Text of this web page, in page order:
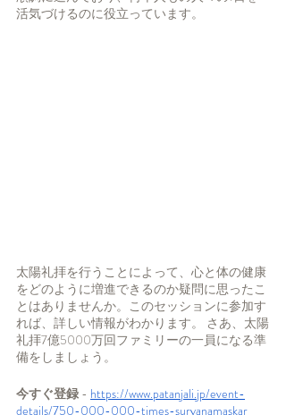
活気づけるのに役立っています。
太陽礼拝を行うことによって、心と体の健康
をどのように増進できるのか疑問に思ったこ
とはありませんか。このセッションに参加す
れば、詳しい情報がわかります。 さあ、太陽
礼拝7億5000万回ファミリーの一員になる準
備をしましょう。
今すぐ登録 - https://www.patanjali.jp/event-
details/750-000-000-times-suryanamaskar